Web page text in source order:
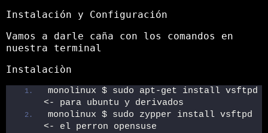
Instalación y Configuración
Vamos a darle caña con los comandos en
nuestra terminal
Instalaciòn
monolinux $ sudo apt-get install vsftpd
<- para ubuntu y derivados
monolinux $ sudo zypper install vsftpd
<- el perron opensuse